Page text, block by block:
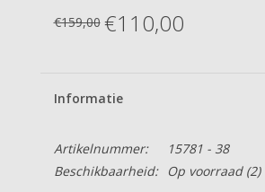
€159,00 €110,00
Informatie
Artikelnummer:
15781 - 38
Beschikbaarheid:
Op voorraad(2)